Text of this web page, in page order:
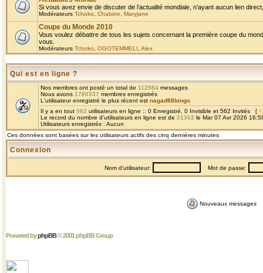
Si vous avez envie de discuter de l’actualité mondiale, n’ayant aucun lien
Modérateurs Tchoko Chabine Maryjane
Coupe du Monde 2010
Vous voulez débattre de tous les sujets concernant la première coupe du
vous.
Modérateurs Tchoko OGOTEMMELI Alex
Qui est en ligne ?
Nos membres ont posté un total de 112984 messages
Nous avons 1780337 membres enregistrés
L'utilisateur enregistré le plus récent est nagad88bingo
Il y a en tout 562 utilisateurs en ligne :: 0 Enregistré, 0 Invisible et 562 Invités [
Le record du nombre d'utilisateurs en ligne est de 21362 le Mar 07 Avr 2026
Utilisateurs enregistrés : Aucun
Ces données sont basées sur les utilisateurs actifs des cinq dernières minutes
Connexion
Nom d'utilisateur: Mot de passe:
Nouveaux messages
Powered byphpBB© 2001 phpBB Group